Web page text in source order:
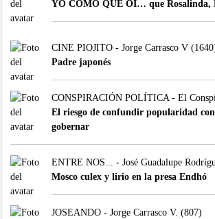
YO COMO QUE OÍ… que Rosalinda,
CINE PIOJITO - Jorge Carrasco V
Padre japonés
CONSPIRACIÓN POLÍTICA - El
El riesgo de confundir popularidad
gobernar
ENTRE NOS... - José Guadalupe
Mosco culex y lirio en la presa Endhó
JOSEANDO - Jorge Carrasco V. (807)